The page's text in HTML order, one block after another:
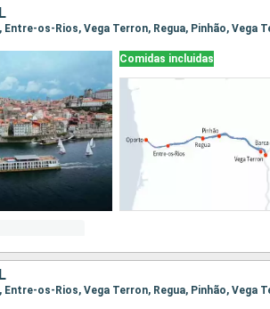
Comidas incluidas